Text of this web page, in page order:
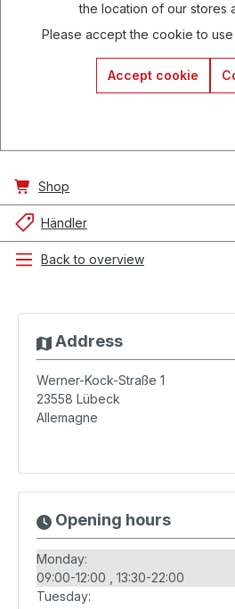
the location of our stores
Please accept the cookie to
Accept cookie
Shop
Händler
Back to overview
Address
Werner-Kock-Straße 1
23558 Lübeck
Allemagne
Opening hours
Monday:
09:00-12:00
13:30-22:00
Tuesday: